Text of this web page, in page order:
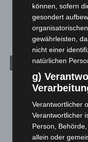
Veranstaltungen
Archiv
August 2026(14)
Juli 2026
Juni 2026(139)
Mai 2026(99)
können, sofern
gesondert
gewährleisten,
nicht einer
natürlichen
g)
Verantwortlicher
Verantwortlicher
Person,
allein oder